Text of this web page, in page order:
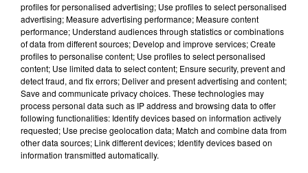
À LA UNE
profiles for personalised advertising; Use profiles to select personalised
advertising; Measure advertising performance; Measure content
performance; Understand audiences through statistics or combinations
of data from different sources; Develop and improve services; Create
profiles to personalise content; Use profiles to select personalised
content; Use limited data to select content; Ensure security, prevent and
detect fraud, and fix errors; Deliver and present advertising and content;
Save and communicate privacy choices. These technologies may
process personal data such as IP address and browsing data to offer
following functionalities: Identify devices based on information actively
requested; Use precise geolocation data; Match and combine data from
other data sources; Link different devices; Identify devices based on
information transmitted automatically.